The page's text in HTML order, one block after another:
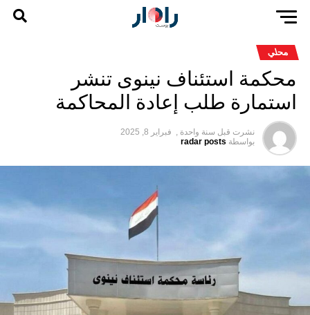
محلي
محكمة استئناف نينوى تنشر
استمارة طلب إعادة المحاكمة
نشرت قبل سنة واحدة , فبراير 8, 2025
بواسطة radar posts